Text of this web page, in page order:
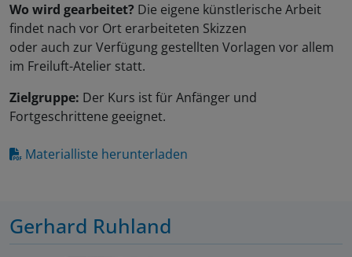
Wo wird gearbeitet? Die eigene künstlerische Arbeit
findet nach vor Ort erarbeiteten Skizzen
oder auch zur Verfügung gestellten Vorlagen vor allem
im Freiluft-Atelier statt.
Zielgruppe: Der Kurs ist für Anfänger und
Fortgeschrittene geeignet.
Materialliste herunterladen
Gerhard Ruhland